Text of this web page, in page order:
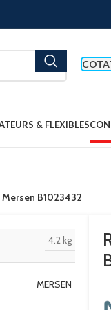
& FLEXIBLES
Mersen B1023432
4.2 kg
MERSEN